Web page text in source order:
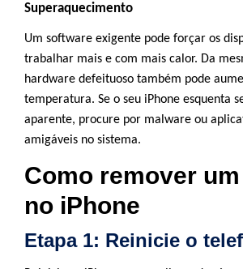
Superaquecimento
Um software exigente pode forçar os
trabalhar mais e com mais calor. Da
hardware defeituoso também pode
temperatura. Se o seu iPhone esquenta
aparente, procure por malware ou
amigáveis no sistema.
Como remover
no iPhone
Etapa 1: Reinicie o